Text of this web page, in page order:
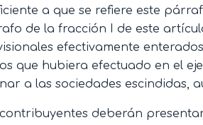
a que se refiere este
de la fracción I de este
efectivamente
que hubiera efectuado en el
a las sociedades escindidas,
deberán